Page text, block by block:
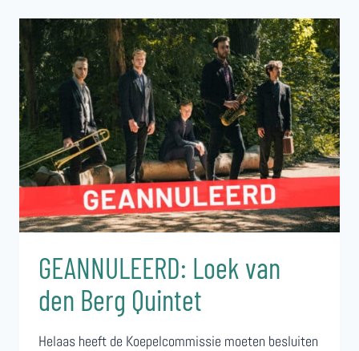
LUNTERSE
UITMARKT
GEANNULEERD: Loek van
den Berg Quintet
Helaas heeft de Koepelcommissie moeten besluiten